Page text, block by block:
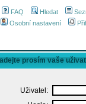
FAQ Hledat
Osobní nastavení
prosím vaše
Uživatel: